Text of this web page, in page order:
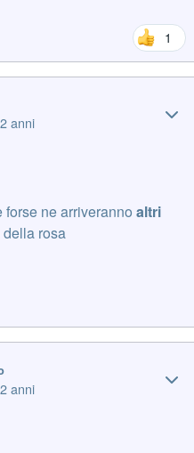
1
2 anni
forse ne arriveranno altri
rosa
2 anni